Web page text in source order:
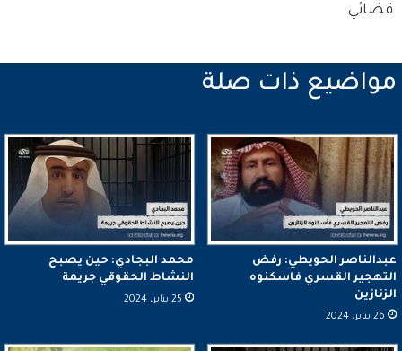
قضائي.
عبدالناصر الحويطي: رفض
التهجير القسري فاسكنوه
الزنازين
26 يناير، 2024
محمد البجادي: حين يصبح
النشاط الحقوقي جريمة
25 يناير، 2024